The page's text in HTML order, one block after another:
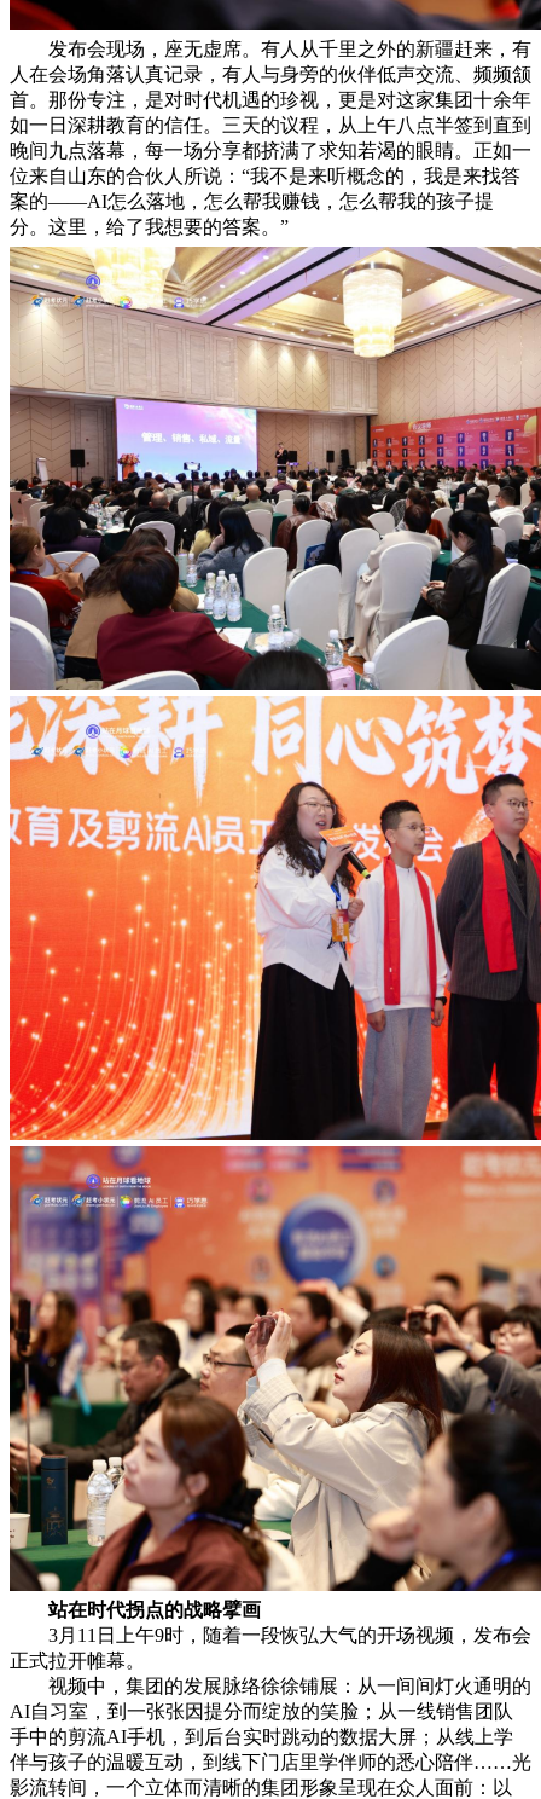
发布会现场，座无虚席。有人从千里之外的新疆赶来，有
人在会场角落认真记录，有人与身旁的伙伴低声交流、频频颔
首。那份专注，是对时代机遇的珍视，更是对这家集团十余年
如一日深耕教育的信任。三天的议程，从上午八点半签到直到
晚间九点落幕，每一场分享都挤满了求知若渴的眼睛。正如一
位来自山东的合伙人所说：“我不是来听概念的，我是来找答
案的——AI怎么落地，怎么帮我赚钱，怎么帮我的孩子提
分。这里，给了我想要的答案。”
站在时代拐点的战略擘画
3月11日上午9时，随着一段恢弘大气的开场视频，发布会
正式拉开帷幕。
视频中，集团的发展脉络徐徐铺展：从一间间灯火通明的
AI自习室，到一张张因提分而绽放的笑脸；从一线销售团队
手中的剪流AI手机，到后台实时跳动的数据大屏；从线上学
伴与孩子的温暖互动，到线下门店里学伴师的悉心陪伴……光
影流转间，一个立体而清晰的集团形象呈现在众人面前：以